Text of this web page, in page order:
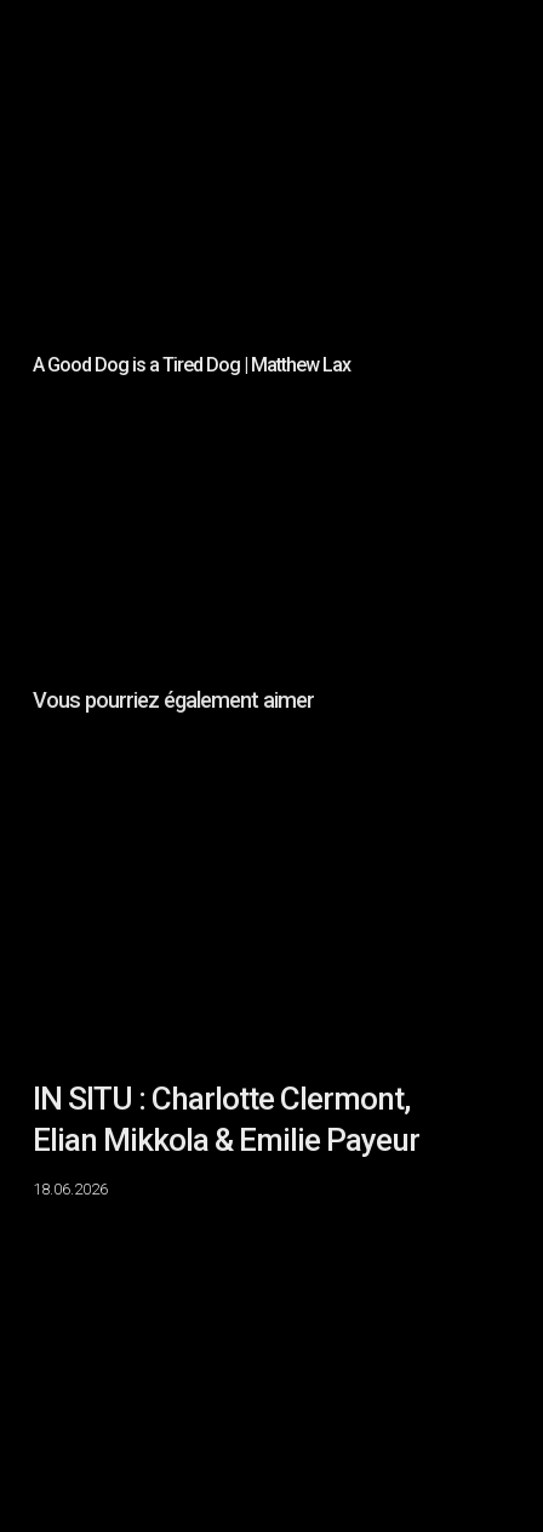
A Good Dog is a Tired Dog | Matthew Lax
Vous pourriez également aimer
IN SITU : Charlotte Clermont,
Elian Mikkola & Emilie Payeur
18.06.2026